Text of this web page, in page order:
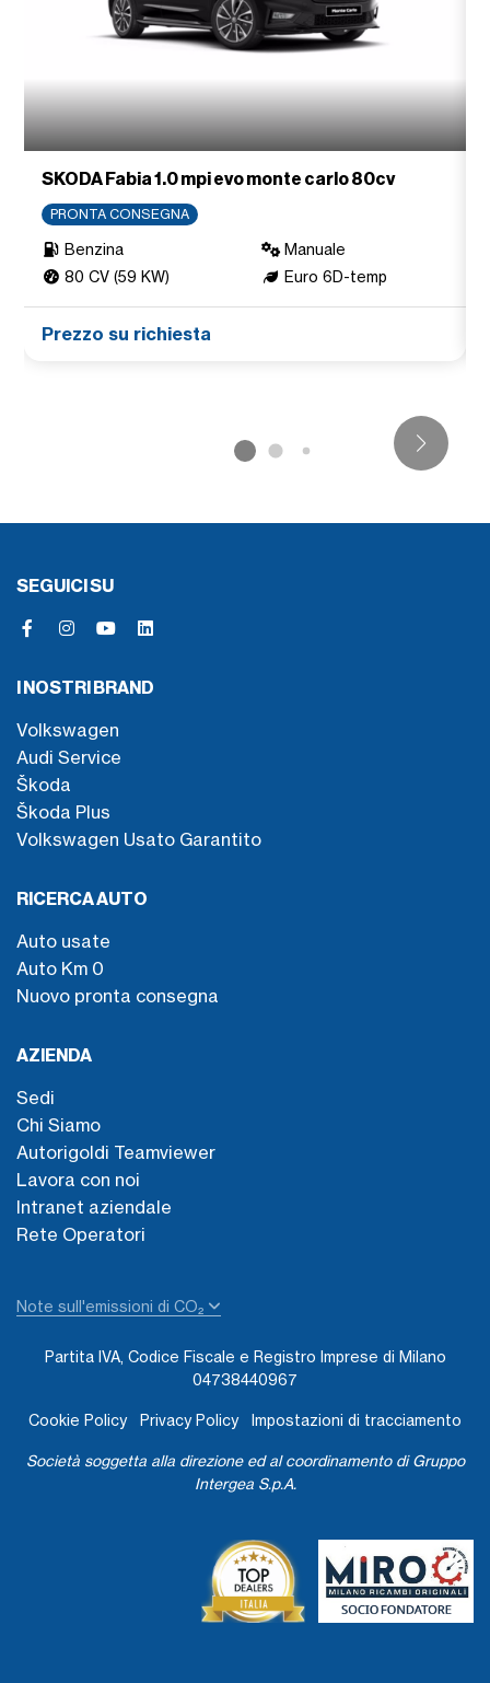
SKODA Fabia 1.0 mpi evo monte carlo 80cv
PRONTA CONSEGNA
Benzina
Manuale
80 CV (59 KW)
Euro 6D-temp
Prezzo su richiesta
SEGUICI SU
I NOSTRI BRAND
Volkswagen
Audi Service
Škoda
Škoda Plus
Volkswagen Usato Garantito
RICERCA AUTO
Auto usate
Auto Km 0
Nuovo pronta consegna
AZIENDA
Sedi
Chi Siamo
Autorigoldi Teamviewer
Lavora con noi
Intranet aziendale
Rete Operatori
Note sull'emissioni di CO₂
Partita IVA, Codice Fiscale e Registro Imprese di Milano
04738440967
Cookie Policy Privacy Policy Impostazioni di tracciamento
Società soggetta alla direzione ed al coordinamento di Gruppo
Intergea S.p.A.